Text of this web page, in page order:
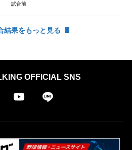
試合前
結果をもっと見る
OFFICIAL SNS